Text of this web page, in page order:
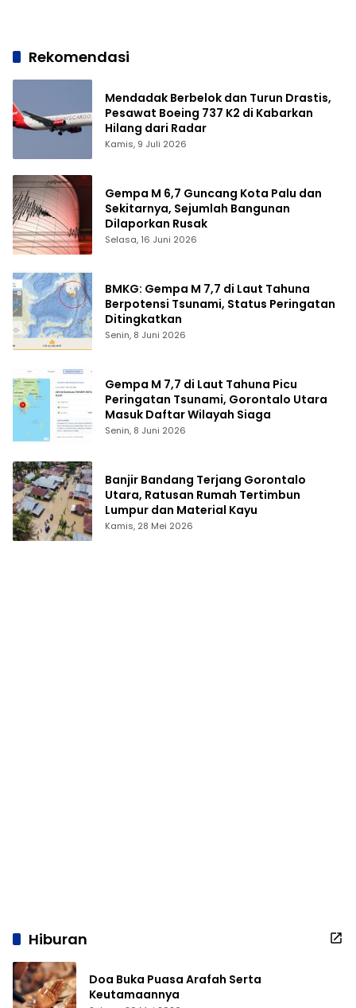
Rekomendasi
Mendadak Berbelok dan Turun Drastis,
Pesawat Boeing 737 K2 di Kabarkan
Hilang dari Radar
Kamis, 9 Juli 2026
Gempa M 6,7 Guncang Kota Palu dan
Sekitarnya, Sejumlah Bangunan
Dilaporkan Rusak
Selasa, 16 Juni 2026
BMKG: Gempa M 7,7 di Laut Tahuna
Berpotensi Tsunami, Status Peringatan
Ditingkatkan
Senin, 8 Juni 2026
Gempa M 7,7 di Laut Tahuna Picu
Peringatan Tsunami, Gorontalo Utara
Masuk Daftar Wilayah Siaga
Senin, 8 Juni 2026
Banjir Bandang Terjang Gorontalo
Utara, Ratusan Rumah Tertimbun
Lumpur dan Material Kayu
Kamis, 28 Mei 2026
Hiburan
Doa Buka Puasa Arafah Serta
Keutamaannya